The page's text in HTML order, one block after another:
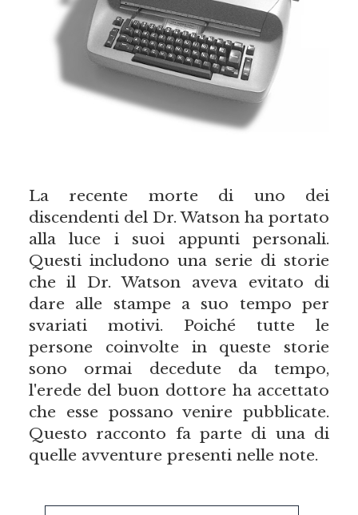
La recente morte di uno dei
discendenti del Dr. Watson ha portato
alla luce i suoi appunti personali.
Questi includono una serie di storie
che il Dr. Watson aveva evitato di
dare alle stampe a suo tempo per
svariati motivi. Poiché tutte le
persone coinvolte in queste storie
sono ormai decedute da tempo,
l'erede del buon dottore ha accettato
che esse possano venire pubblicate.
Questo racconto fa parte di una di
quelle avventure presenti nelle note.